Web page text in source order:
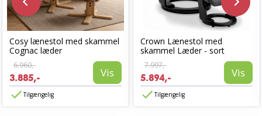
Cosy lænestol med skammel
Cognac læder
6.960,-
3.885,- Vis
Tilgængelig
Crown Lænestol med
skammel Læder - sort
7.997,-
5.894,- Vis
Tilgængelig